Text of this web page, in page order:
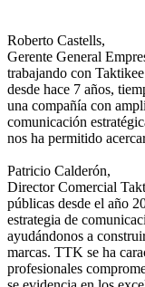
Roberto Castells,
Gerente General
trabajando con
desde hace 7 años,
una compañía con
comunicación
nos ha permitido
Patricio Calderón,
Director Comercial
públicas desde el año
estrategia de
ayudándonos a
marcas. TTK se ha
profesionales